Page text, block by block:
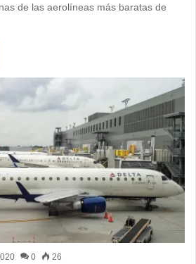
de las aerolíneas más baratas de
0 26